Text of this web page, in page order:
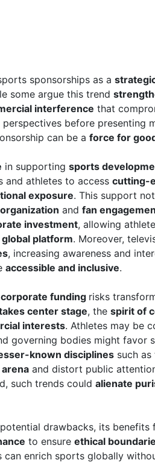
sponsorships as a
some argue this trend
interference that
before presenting
can be a force for
in supporting sports
and athletes to access cutting-
exposure. This support
and fan
investment, allowing
global platform. Moreover,
, increasing awareness and
accessible and inclusive.
funding risks
center stage, the spirit of
interests. Athletes may be
governing bodies might favor
known disciplines such
and distort public
such trends could alienate
drawbacks, its benefits
to ensure ethical
can enrich sports globally